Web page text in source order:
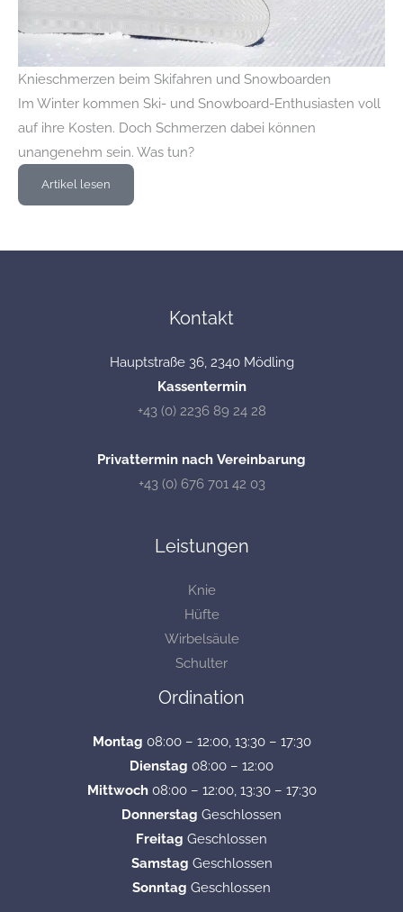
Knieschmerzen beim Skifahren und Snowboarden
Im Winter kommen Ski- und Snowboard-Enthusiasten voll
auf ihre Kosten. Doch Schmerzen dabei können
unangenehm sein. Was tun?
Artikel lesen
Kontakt
Hauptstraße 36, 2340 Mödling
Kassentermin
+43 (0) 2236 89 24 28
Privattermin nach Vereinbarung
+43 (0) 676 701 42 03
Leistungen
Knie
Hüfte
Wirbelsäule
Schulter
Ordination
Montag 08:00 – 12:00, 13:30 – 17:30
Dienstag 08:00 – 12:00
Mittwoch 08:00 – 12:00, 13:30 – 17:30
Donnerstag Geschlossen
Freitag Geschlossen
Samstag Geschlossen
Sonntag Geschlossen